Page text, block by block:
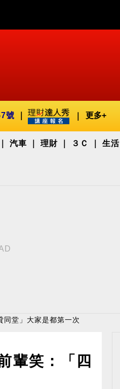
號 更多+
汽車 理財 ３Ｃ 生活
堂」大家是都第一次
輩笑：「四